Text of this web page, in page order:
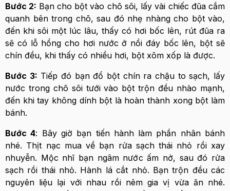
Bước 2: Bạn cho bột vào chõ sôi, lấy vài chiếc đũa cắm
quanh bên trong chõ, sau đó nhẹ nhàng cho bột vào,
đến khi sôi một lúc lâu, thấy có hơi bốc lên, rút đũa ra
sẽ có lỗ hổng cho hơi nước ở nồi đáy bốc lên, bột sẽ
chín đều, khi thấy có nhiều hơi, bột xôm xốp là được.
Bước 3: Tiếp đó bạn đổ bột chín ra chậu to sạch, lấy
nước trong chõ sôi tưới vào bột trộn đều nhào mạnh,
đến khi tay không dính bột là hoàn thành xong bột làm
bánh.
Bước 4: Bây giờ bạn tiến hành làm phần nhân bánh
nhé. Thịt nạc mua về bạn rửa sạch thái nhỏ rồi xay
nhuyễn. Mộc nhĩ bạn ngâm nước ấm nở, sau đó rửa
sạch rồi thái nhỏ. Hành lá cắt nhỏ. Bạn trộn đều các
nguyên liệu lại với nhau rồi nêm gia vị vừa ăn nhé.